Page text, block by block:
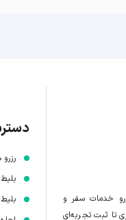
خدمات سفر و
تا ثبت تجربه‌ای